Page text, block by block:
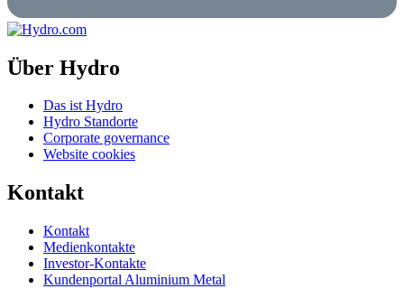
Über Hydro
Das ist Hydro
Hydro Standorte
Corporate governance
Website cookies
Kontakt
Kontakt
Medienkontakte
Investor-Kontakte
Kundenportal Aluminium Metal